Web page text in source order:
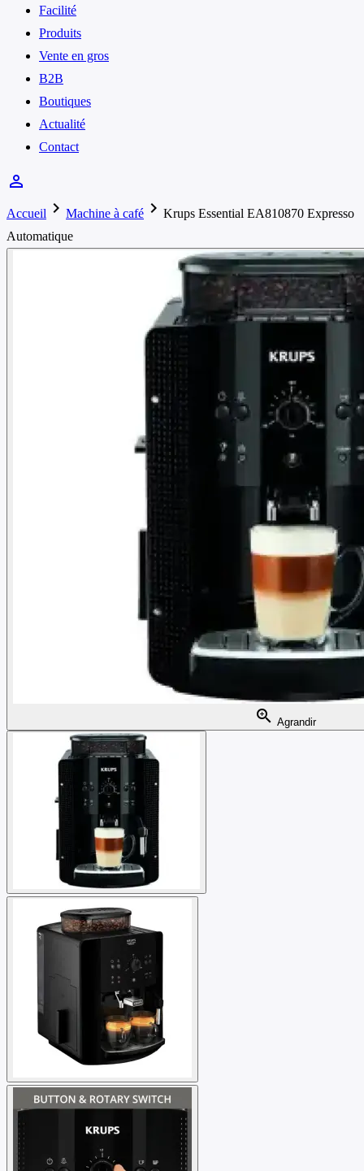
Facilité
Produits
Vente en gros
B2B
Boutiques
Actualité
Contact
person_outline
Accueil chevron_right Machine à café chevron_right Krups Essential EA810870 Expresso
Automatique
zoom_in Agrandir